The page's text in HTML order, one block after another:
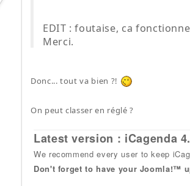
EDIT : foutaise, ca
Merci.
Donc... tout va bien ?!
On peut classer en réglé ?
Latest version : iCagenda
We recommend every user to keep
Don't forget to have your Joomla!™